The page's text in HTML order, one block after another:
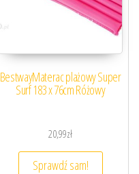
BestwayMaterac plażowy Super
Surf 183 x 76cm Różowy
20,99zł
Sprawdź sam!